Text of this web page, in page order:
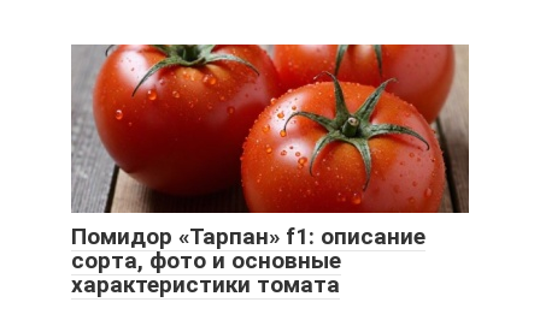
Помидор «Тарпан» f1: описание
сорта, фото и основные
характеристики томата